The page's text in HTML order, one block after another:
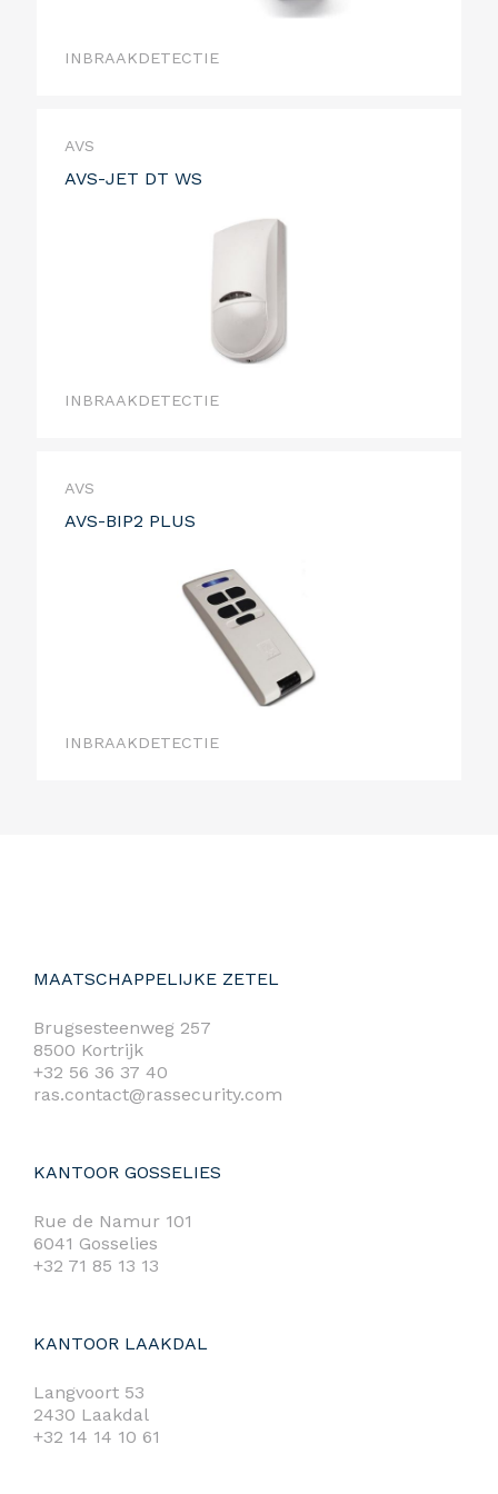
INBRAAKDETECTIE
AVS
AVS-JET DT WS
INBRAAKDETECTIE
AVS
AVS-BIP2 PLUS
INBRAAKDETECTIE
MAATSCHAPPELIJKE ZETEL
Brugsesteenweg 257
8500 Kortrijk
+32 56 36 37 40
ras.contact@rassecurity.com
KANTOOR GOSSELIES
Rue de Namur 101
6041 Gosselies
+32 71 85 13 13
KANTOOR LAAKDAL
Langvoort 53
2430 Laakdal
+32 14 14 10 61